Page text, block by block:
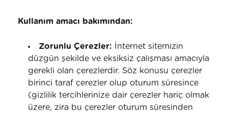
Kullanım amacı bakımından:
Zorunlu Çerezler:
İnternet sitemizin
düzgün şekilde ve eksiksiz çalışması amacıyla
gerekli olan çerezlerdir. Söz konusu çerezler
birinci taraf çerezler olup oturum süresince
(gizlilik tercihlerinize dair çerezler hariç olmak
üzere, zira bu çerezler oturum süresinden